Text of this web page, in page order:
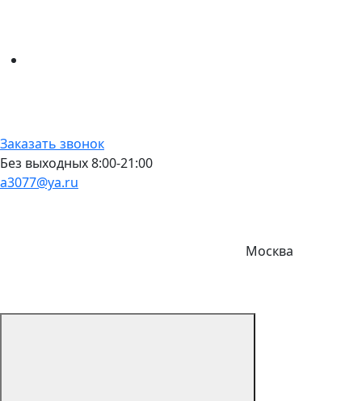
Заказать звонок
Без выходных 8:00-21:00
a3077@ya.ru
Москва